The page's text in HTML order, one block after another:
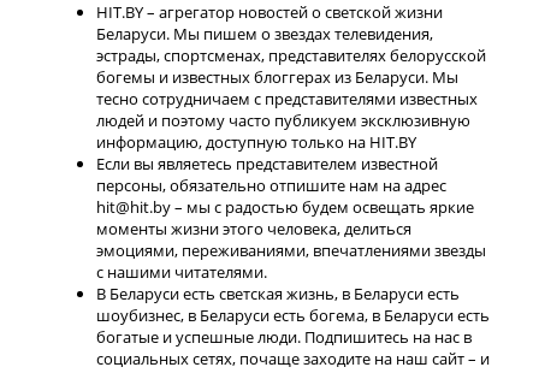
HIT.BY – агрегатор новостей о светской жизни
Беларуси. Мы пишем о звездах телевидения,
эстрады, спортсменах, представителях белорусской
богемы и известных блоггерах из Беларуси. Мы
тесно сотрудничаем с представителями известных
людей и поэтому часто публикуем эксклюзивную
информацию, доступную только на HIT.BY
Если вы являетесь представителем известной
персоны, обязательно отпишите нам на адрес
hit@hit.by – мы с радостью будем освещать яркие
моменты жизни этого человека, делиться
эмоциями, переживаниями, впечатлениями звезды
с нашими читателями.
В Беларуси есть светская жизнь, в Беларуси есть
шоубизнес, в Беларуси есть богема, в Беларуси есть
богатые и успешные люди. Подпишитесь на нас в
социальных сетях, почаще заходите на наш сайт – и